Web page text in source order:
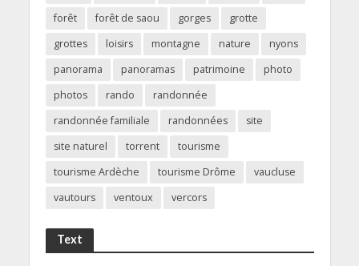
forêt
forêt de saou gorges
grotte
grottes
loisirs montagne nature
nyons
panorama
panoramas patrimoine
photo
photos
rando
randonnée
randonnée familiale
randonnées
site
site naturel
torrent
tourisme
tourisme Ardèche
tourisme Drôme
vaucluse
vautours
ventoux vercors
Text